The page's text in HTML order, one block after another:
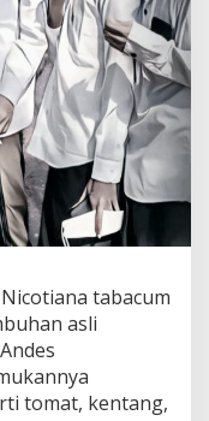
tabacum
asli
tomat, kentang,